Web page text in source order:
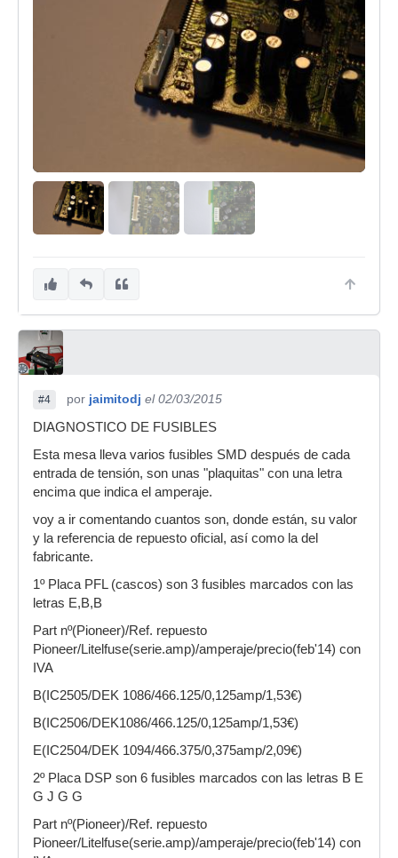
#4 por jaimitodj el 02/03/2015
DIAGNOSTICO DE FUSIBLES
Esta mesa lleva varios fusibles SMD después de cada
entrada de tensión, son unas "plaquitas" con una letra
encima que indica el amperaje.
voy a ir comentando cuantos son, donde están, su valor
y la referencia de repuesto oficial, así como la del
fabricante.
1º Placa PFL (cascos) son 3 fusibles marcados con las
letras E,B,B
Part nº(Pioneer)/Ref. repuesto
Pioneer/Litelfuse(serie.amp)/amperaje/precio(feb'14) con
IVA
B(IC2505/DEK 1086/466.125/0,125amp/1,53€)
B(IC2506/DEK1086/466.125/0,125amp/1,53€)
E(IC2504/DEK 1094/466.375/0,375amp/2,09€)
2º Placa DSP son 6 fusibles marcados con las letras B E
G J G G
Part nº(Pioneer)/Ref. repuesto
Pioneer/Litelfuse(serie.amp)/amperaje/precio(feb'14) con